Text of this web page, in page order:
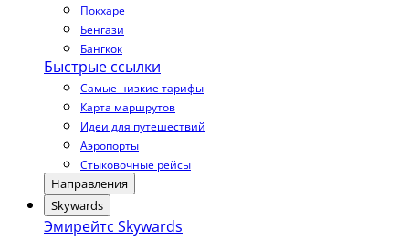
Покхаре
Бенгази
Бангкок
Быстрые ссылки
Самые низкие тарифы
Карта маршрутов
Идеи для путешествий
Аэропорты
Стыковочные рейсы
Направления
Skywards
Эмирейтс Skywards